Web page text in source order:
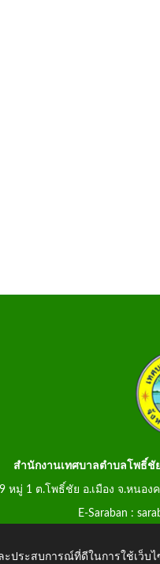
สำนักงานเทศบาลตำบลโพธิ์ชั
หมู่ 1 ต.โพธิ์ชัย อ.เมือง จ.หนอง
E-Saraban :
ประสบการณ์ที่ดีในการใช้เว็บ